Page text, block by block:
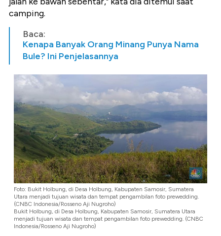
camping.
Baca:
Kenapa Banyak Orang Minang Punya Nama
Bule? Ini Penjelasannya
Foto: Bukit Holbung, di Desa Holbung, Kabupaten Samosir, Sumatera
Utara menjadi tujuan wisata dan tempat pengambilan foto prewedding.
(CNBC Indonesia/Rosseno Aji Nugroho)
Bukit Holbung, di Desa Holbung, Kabupaten Samosir, Sumatera Utara
menjadi tujuan wisata dan tempat pengambilan foto prewedding. (CNBC
Indonesia/Rosseno Aji Nugroho)